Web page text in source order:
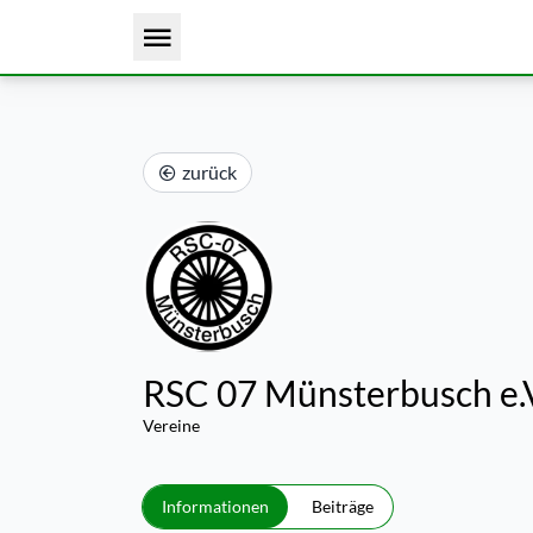
zurück
RSC 07 Münsterbusch
Vereine
Informationen Beiträge